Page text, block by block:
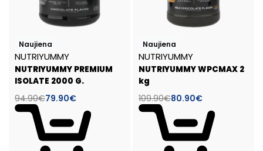
-16%
Naujiena
NUTRIYUMMY
NUTRIYUMMY PREMIUM
ISOLATE 2000 G.
94.90€79.90€
-26%
Naujiena
NUTRIYUMMY
NUTRIYUMMY WPCMAX 2
kg
109.90€80.90€